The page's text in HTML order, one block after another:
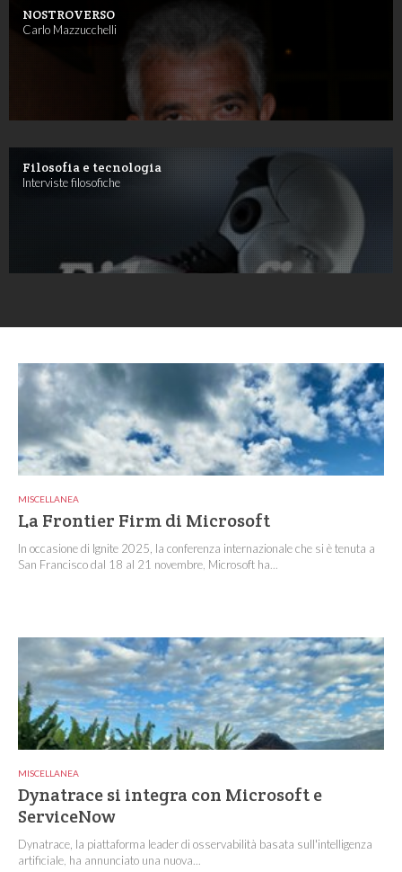
NOSTROVERSO
Carlo Mazzucchelli
Filosofia e tecnologia
Interviste filosofiche
MISCELLANEA
La Frontier Firm di Microsoft
In occasione di Ignite 2025, la conferenza internazionale che si è tenuta a
San Francisco dal 18 al 21 novembre, Microsoft ha...
MISCELLANEA
Dynatrace si integra con Microsoft e
ServiceNow
Dynatrace, la piattaforma leader di osservabilità basata sull'intelligenza
artificiale, ha annunciato una nuova...